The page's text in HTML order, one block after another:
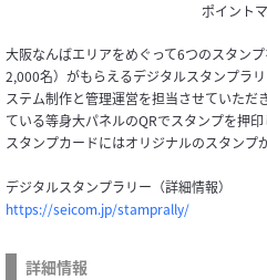
ポイント
大阪なんばエリアをめぐって6つのスタン
2,000名）がもらえるデジタルスタンプラ
ステム制作と管理運営を担当させていただ
ている等身大パネルのQRでスタンプを押印
スタンプカードにはオリジナルのスタンプ
デジタルスタンプラリー（詳細情報）
https://seicom.jp/stamprally/
詳細情報